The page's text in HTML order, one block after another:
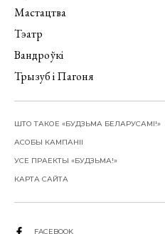
Мастацтва
Тэатр
Вандроўкі
Трызуб і Пагоня
ШТО ТАКОЕ «БУДЗЬМА БЕЛАРУСАМІ!»
АСОБЫ КАМПАНІІ
УСЕ ПРАЕКТЫ «БУДЗЬМА!»
КАРТА САЙТА
FACEBOOK